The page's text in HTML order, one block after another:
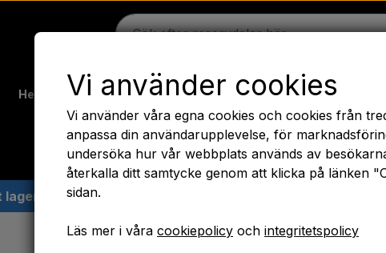
Hem Ferguson Massey Ferguson Fordson Ford
Traktordäck Olja Kemi El-delar LED Lyktor
PTO axlar GARDLOC Verkstad/ Verktyg
lager
Vi använder cookies
Vi använder våra egna cookies och cookies från
anpassa din användarupplevelse, för
undersöka hur vår webbplats används av
återkalla ditt samtycke genom att klicka på länken
sidan.
Läs mer i våra cookiepolicy och integritetspolicy